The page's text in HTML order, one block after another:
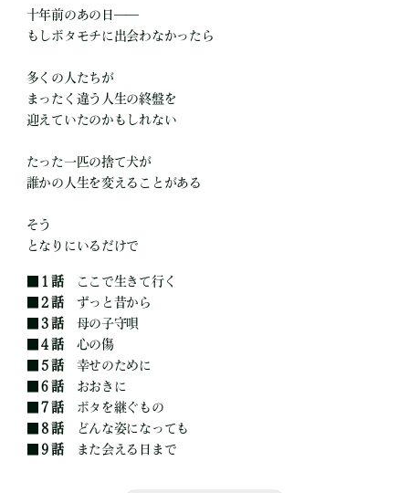
十年前のあの日――
もしボタモチに出会わなかったら
多くの人たちが
まったく違う人生の終盤を
迎えていたのかもしれない
たった一匹の捨て犬が
誰かの人生を変えることがある
そう
となりにいるだけで
１話ここで生きて行く
２話ずっと昔から
３話母の子守唄
４話心の傷
５話幸せのために
６話おおきに
７話ボタを継ぐもの
８話どんな姿になっても
９話また会える日まで